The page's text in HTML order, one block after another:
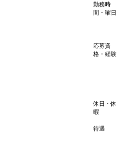
勤務時
間・曜日
応募資
格・経験
休日・休
暇
待遇